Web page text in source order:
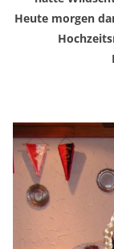
Heute morgen